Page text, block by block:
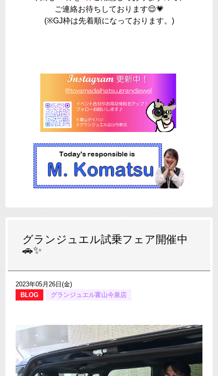
ご連絡お待ちしております😌💗
(※GJ枠は先着順になっております。)
グランジュエル試乗フェア開催中
🚗✨
2023年05月26日(金)
BLOG
グランジュエル富山今泉店